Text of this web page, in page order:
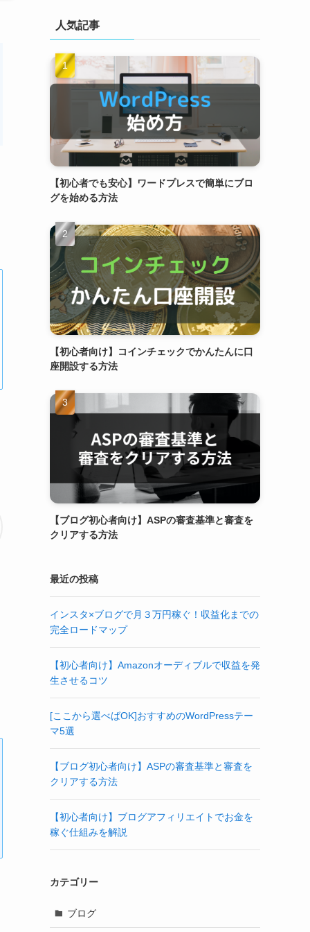
人気記事
【初心者でも安心】ワードプレスで簡単にブロ
グを始める方法
【初心者向け】コインチェックでかんたんに口
座開設する方法
【ブログ初心者向け】ASPの審査基準と審査を
クリアする方法
最近の投稿
インスタ×ブログで月３万円稼ぐ！収益化までの
完全ロードマップ
【初心者向け】Amazonオーディブルで収益を発
生させるコツ
[ここから選べばOK]おすすめのWordPressテー
マ5選
【ブログ初心者向け】ASPの審査基準と審査を
クリアする方法
【初心者向け】ブログアフィリエイトでお金を
稼ぐ仕組みを解説
カテゴリー
ブログ